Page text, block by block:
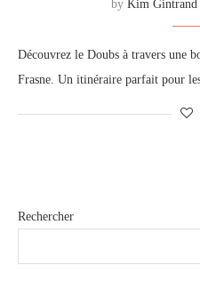
by Kim Gintrand
Découvrez le Doubs à travers une
Frasne. Un itinéraire parfait pour
Rechercher